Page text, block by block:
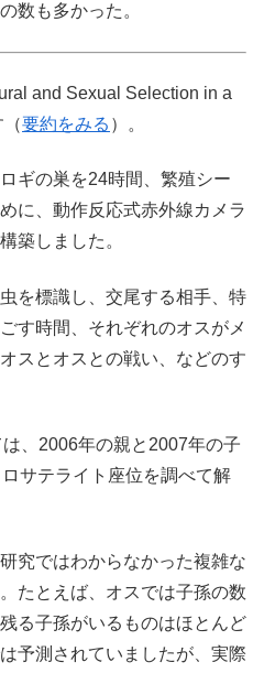
数も多かった。
and Sexual Selection in a
要約をみる ）。
ギの巣を24時間、繁殖シー
に、動作反応式赤外線カメラ
築しました。
を標識し、交尾する相手、特
す時間、それぞれのオスがメ
スとオスとの戦い、などのす
、2006年の親と2007年の子
サテライト座位を調べて解
究ではわからなかった複雑な
たとえば、オスでは子孫の数
る子孫がいるものはほとんど
予測されていましたが、実際